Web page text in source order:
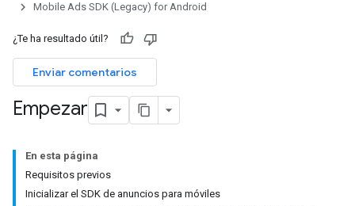
Mobile Ads SDK (Legacy) for Android
¿Te ha resultado útil?
Enviar comentarios
Empezar
En esta página
Requisitos previos
Inicializar el SDK de anuncios para móviles